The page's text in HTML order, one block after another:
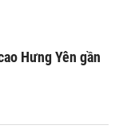
Hưng Yên gần